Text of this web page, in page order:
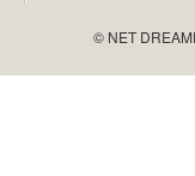
© NET